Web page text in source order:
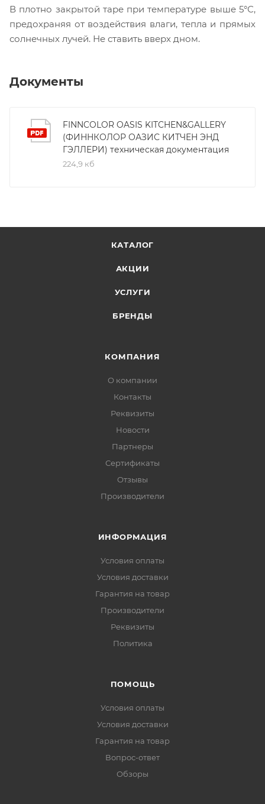
В плотно закрытой таре при температуре выше 5°С,
предохраняя от воздействия влаги, тепла и прямых
солнечных лучей. Не ставить вверх дном.
Документы
FINNCOLOR OASIS KITCHEN&GALLERY
(ФИННКОЛОР ОАЗИС КИТЧЕН ЭНД
ГЭЛЛЕРИ) техническая документация
224,9 кб
КАТАЛОГ
АКЦИИ
УСЛУГИ
БРЕНДЫ
КОМПАНИЯ
О компании
Контакты
Реквизиты
Новости
Партнеры
Сертификаты
Отзывы
Производители
ИНФОРМАЦИЯ
Условия оплаты
Условия доставки
Гарантия на товар
Производители
Реквизиты
Политика
ПОМОЩЬ
Условия оплаты
Условия доставки
Гарантия на товар
Вопрос-ответ
Обзоры